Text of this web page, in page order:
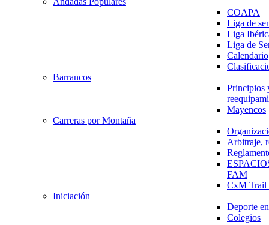
COAPA
Liga de
Liga
Liga de
Calendario
Barrancos
Principios
Mayencos
Carreras por Montaña
Arbitraje,
FAM
CxM
Iniciación
Deporte
Colegios